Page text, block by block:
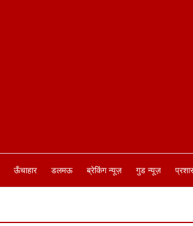
ऊँचाहार डलमऊ ब्रेकिंग न्यूज़ गुड न्यूज़